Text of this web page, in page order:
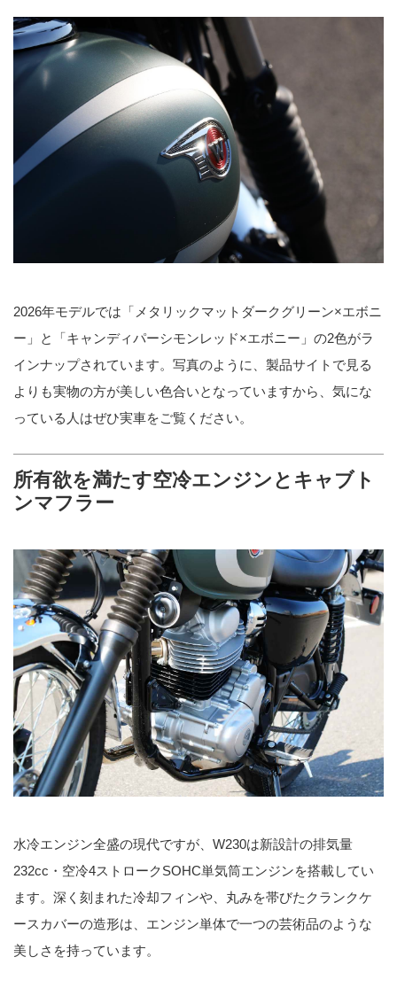
2026年モデルでは「メタリックマットダークグリーン×エボニ
ー」と「キャンディパーシモンレッド×エボニー」の2色がラ
インナップされています。写真のように、製品サイトで見る
よりも実物の方が美しい色合いとなっていますから、気にな
っている人はぜひ実車をご覧ください。
所有欲を満たす空冷エンジンとキャブト
ンマフラー
水冷エンジン全盛の現代ですが、W230は新設計の排気量
232cc・空冷4ストロークSOHC単気筒エンジンを搭載してい
ます。深く刻まれた冷却フィンや、丸みを帯びたクランクケ
ースカバーの造形は、エンジン単体で一つの芸術品のような
美しさを持っています。